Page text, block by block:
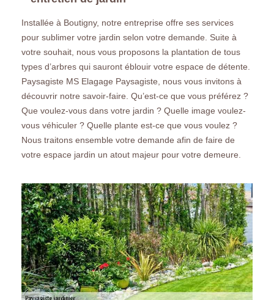
Installée à Boutigny, notre entreprise offre ses services
pour sublimer votre jardin selon votre demande. Suite à
votre souhait, nous vous proposons la plantation de tous
types d’arbres qui sauront éblouir votre espace de détente.
Paysagiste MS Elagage Paysagiste, nous vous invitons à
découvrir notre savoir-faire. Qu’est-ce que vous préférez ?
Que voulez-vous dans votre jardin ? Quelle image voulez-
vous véhiculer ? Quelle plante est-ce que vous voulez ?
Nous traitons ensemble votre demande afin de faire de
votre espace jardin un atout majeur pour votre demeure.